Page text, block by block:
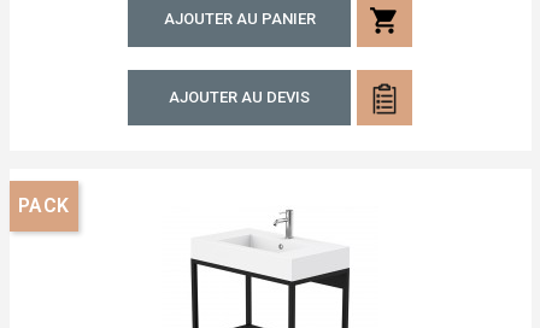
AJOUTER AU PANIER shopping_cart
AJOUTER AU DEVIS
PACK